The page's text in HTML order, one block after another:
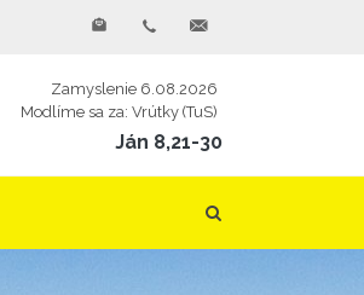
Zamyslenie 6.08.2026
Modlíme sa za: Vrútky (TuS)
Ján 8,21-30